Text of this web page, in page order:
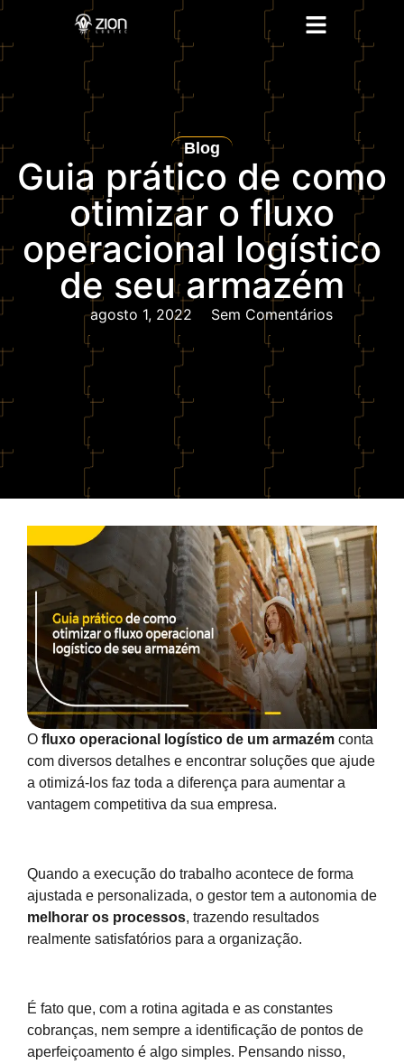
Blog
Guia prático de como
otimizar o fluxo
operacional logístico
de seu armazém
agosto 1, 2022 Sem Comentários
O fluxo operacional logístico de um armazém conta
com diversos detalhes e encontrar soluções que ajude
a otimizá-los faz toda a diferença para aumentar a
vantagem competitiva da sua empresa.
Quando a execução do trabalho acontece de forma
ajustada e personalizada, o gestor tem a autonomia de
melhorar os processos, trazendo resultados
realmente satisfatórios para a organização.
É fato que, com a rotina agitada e as constantes
cobranças, nem sempre a identificação de pontos de
aperfeiçoamento é algo simples. Pensando nisso,